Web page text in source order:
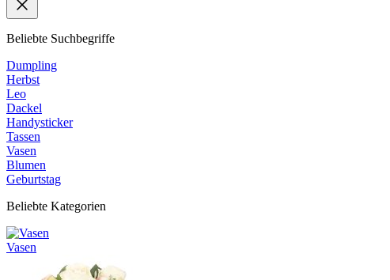
Beliebte Suchbegriffe
Dumpling
Herbst
Leo
Dackel
Handysticker
Tassen
Vasen
Blumen
Geburtstag
Beliebte Kategorien
Vasen